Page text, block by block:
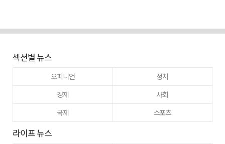
섹션별 뉴스
오피니언
정치
경제
사회
국제
스포츠
라이프 뉴스